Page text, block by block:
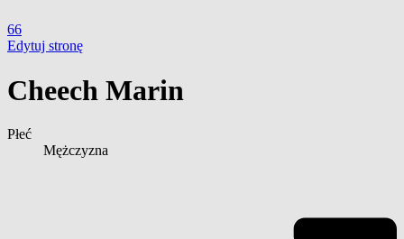
66
Edytuj stronę
Cheech Marin
Płeć
Mężczyzna